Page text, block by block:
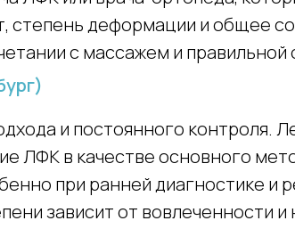
степень деформации и общее
с массажем и правильной
и постоянного контроля.
ЛФК в качестве основного
при ранней диагностике и
зависит от вовлеченности и